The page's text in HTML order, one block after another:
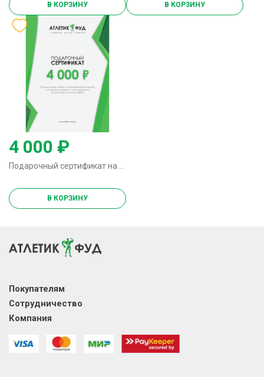
В КОРЗИНУ В КОРЗИНУ
4 000 ₽
В КОРЗИНУ
Покупателям
Сотрудничество
Компания